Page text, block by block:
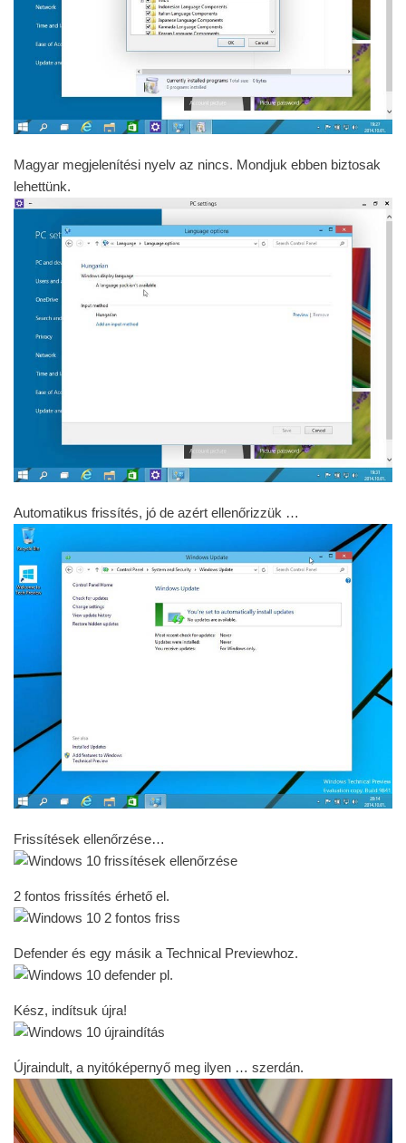
Automatikus frissítés, jó de azért ellenőrizzük …
Frissítések ellenőrzése…
2 fontos frissítés érhető el.
Defender és egy másik a Technical Previewhoz.
Kész, indítsuk újra!
Újraindult, a nyitóképernyő meg ilyen … szerdán.